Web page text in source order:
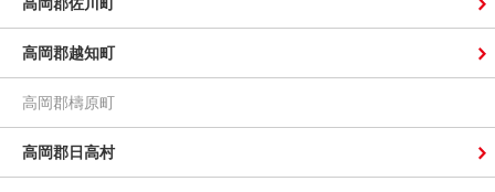
高岡郡越知町
高岡郡檮原町
高岡郡日高村